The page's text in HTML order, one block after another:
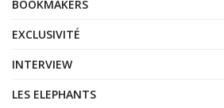
BOOKMAKERS
EXCLUSIVITÉ
INTERVIEW
LES ELEPHANTS